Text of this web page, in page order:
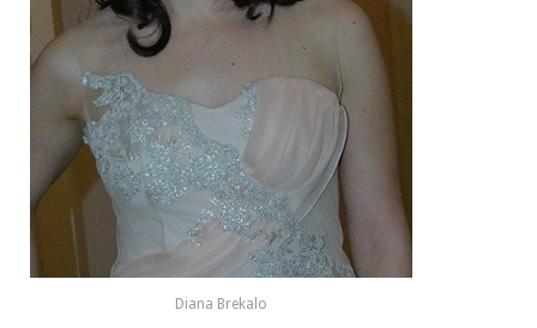
Diana Brekalo